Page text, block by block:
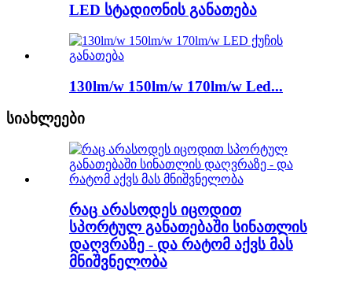
LED სტადიონის განათება
130lm/w 150lm/w 170lm/w Led...
სიახლეები
რაც არასოდეს იცოდით
სპორტულ განათებაში სინათლის
დაღვრაზე - და რატომ აქვს მას
მნიშვნელობა